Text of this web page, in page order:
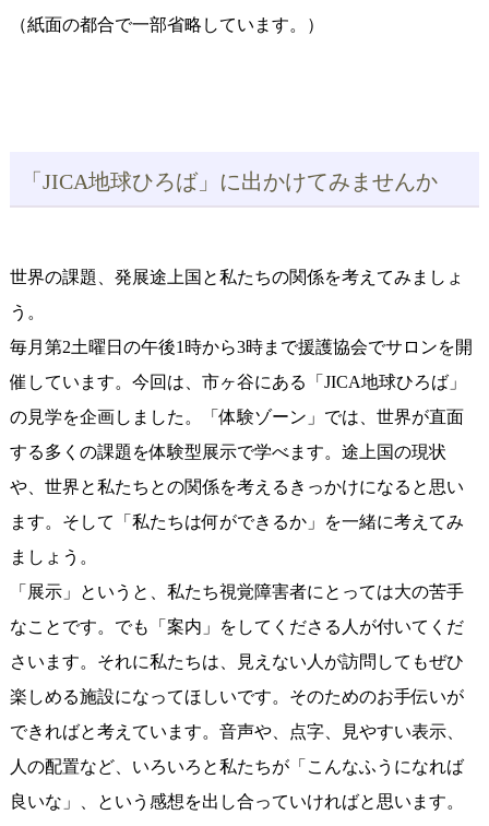
（紙面の都合で一部省略しています。）
「JICA地球ひろば」に出かけてみませんか
世界の課題、発展途上国と私たちの関係を考えてみましょ
う。
毎月第2土曜日の午後1時から3時まで援護協会でサロンを開
催しています。今回は、市ヶ谷にある「JICA地球ひろば」
の見学を企画しました。「体験ゾーン」では、世界が直面
する多くの課題を体験型展示で学べます。途上国の現状
や、世界と私たちとの関係を考えるきっかけになると思い
ます。そして「私たちは何ができるか」を一緒に考えてみ
ましょう。
「展示」というと、私たち視覚障害者にとっては大の苦手
なことです。でも「案内」をしてくださる人が付いてくだ
さいます。それに私たちは、見えない人が訪問してもぜひ
楽しめる施設になってほしいです。そのためのお手伝いが
できればと考えています。音声や、点字、見やすい表示、
人の配置など、いろいろと私たちが「こんなふうになれば
良いな」、という感想を出し合っていければと思います。